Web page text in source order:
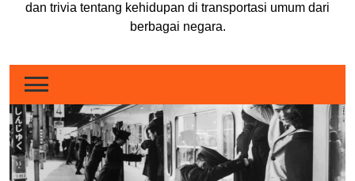
dan trivia tentang kehidupan di transportasi umum dari
berbagai negara.